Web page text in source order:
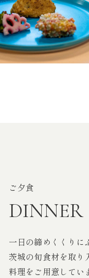
ご夕食
DINNER
一日の締めくくりに
茨城の旬食材を取り
料理をご用意してい